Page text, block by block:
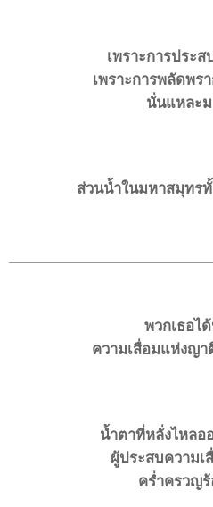
เพราะการประ
เพราะการพลัดพร
นั่นแหละ
ส่วนน้ำในมหาสมุทรทั้
พวกเธอไ
ความเสื่อมแห่งญ
น้ำตาที่หลั่งไหลอ
ผู้ประสบความ
ครํ่าครวญ